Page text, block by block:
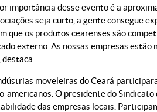
importância desse evento é a
seja curto, a gente consegue
que os produtos cearenses são
externo. As nossas empresas
destaca.
moveleiras do Ceará
americanos. O presidente do
das empresas locais.